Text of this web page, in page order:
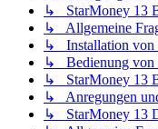
↳ StarMoney 13
↳ Allgemeine
↳ Installation von
↳ Bedienung von
↳ StarMoney 13
↳ Anregungen
↳ StarMoney 13